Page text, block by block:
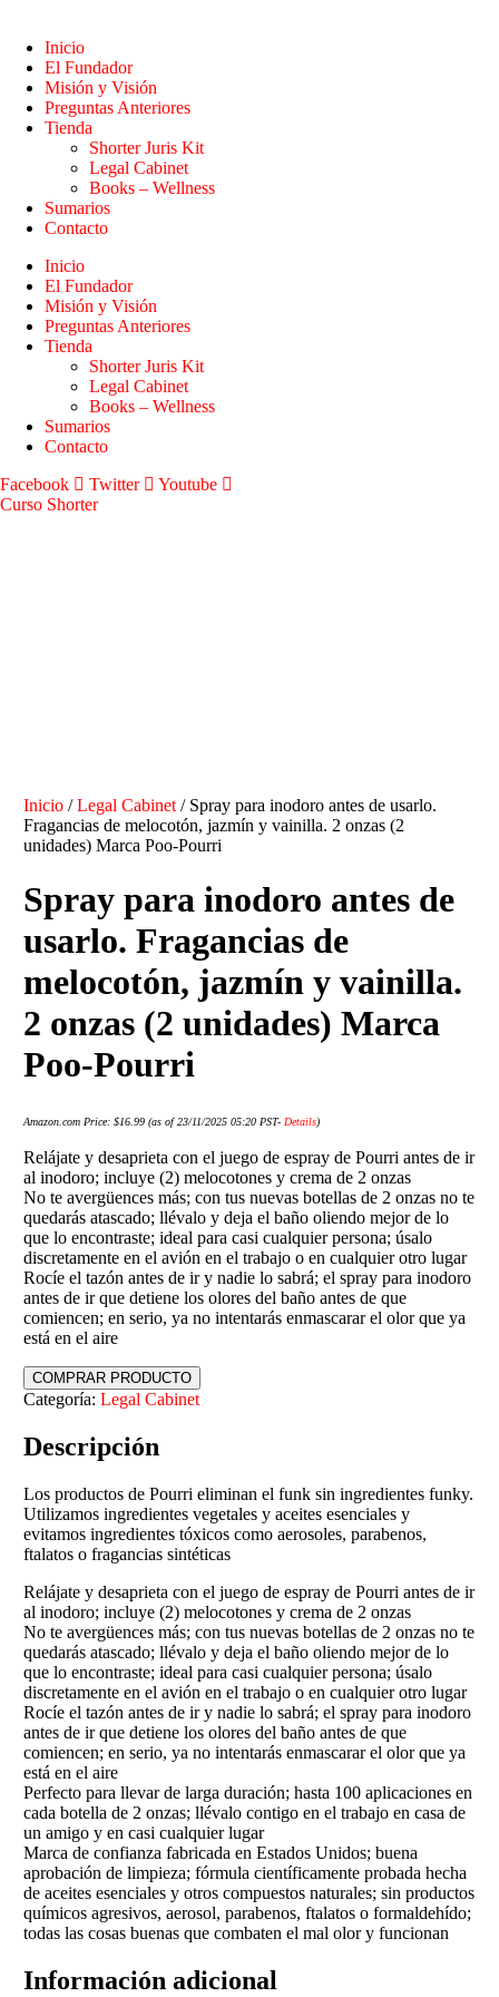
Inicio
El Fundador
Misión y Visión
Preguntas Anteriores
Tienda
Shorter Juris Kit
Legal Cabinet
Books – Wellness
Sumarios
Contacto
Inicio
El Fundador
Misión y Visión
Preguntas Anteriores
Tienda
Shorter Juris Kit
Legal Cabinet
Books – Wellness
Sumarios
Contacto
Facebook
Twitter
Youtube
Curso Shorter
Inicio /Legal Cabinet / Spray para inodoro antes de usarlo.
Fragancias de melocotón, jazmín y vainilla. 2 onzas (2
unidades) Marca Poo-Pourri
Spray para inodoro antes de
usarlo. Fragancias de
melocotón, jazmín y vainilla.
2 onzas (2 unidades) Marca
Poo-Pourri
Amazon.com Price:$16.99 (as of 23/11/2025 05:20 PST- Details)
Relájate y desaprieta con el juego de espray de Pourri antes de ir
al inodoro; incluye (2) melocotones y crema de 2 onzas
No te avergüences más; con tus nuevas botellas de 2 onzas no te
quedarás atascado; llévalo y deja el baño oliendo mejor de lo
que lo encontraste; ideal para casi cualquier persona; úsalo
discretamente en el avión en el trabajo o en cualquier otro lugar
Rocíe el tazón antes de ir y nadie lo sabrá; el spray para inodoro
antes de ir que detiene los olores del baño antes de que
comiencen; en serio, ya no intentarás enmascarar el olor que ya
está en el aire
COMPRAR PRODUCTO
Categoría:Legal Cabinet
Descripción
Los productos de Pourri eliminan el funk sin ingredientes funky.
Utilizamos ingredientes vegetales y aceites esenciales y
evitamos ingredientes tóxicos como aerosoles, parabenos,
ftalatos o fragancias sintéticas
Relájate y desaprieta con el juego de espray de Pourri antes de ir
al inodoro; incluye (2) melocotones y crema de 2 onzas
No te avergüences más; con tus nuevas botellas de 2 onzas no te
quedarás atascado; llévalo y deja el baño oliendo mejor de lo
que lo encontraste; ideal para casi cualquier persona; úsalo
discretamente en el avión en el trabajo o en cualquier otro lugar
Rocíe el tazón antes de ir y nadie lo sabrá; el spray para inodoro
antes de ir que detiene los olores del baño antes de que
comiencen; en serio, ya no intentarás enmascarar el olor que ya
está en el aire
Perfecto para llevar de larga duración; hasta 100 aplicaciones en
cada botella de 2 onzas; llévalo contigo en el trabajo en casa de
un amigo y en casi cualquier lugar
Marca de confianza fabricada en Estados Unidos; buena
aprobación de limpieza; fórmula científicamente probada hecha
de aceites esenciales y otros compuestos naturales; sin productos
químicos agresivos, aerosol, parabenos, ftalatos o formaldehído;
todas las cosas buenas que combaten el mal olor y funcionan
Información adicional